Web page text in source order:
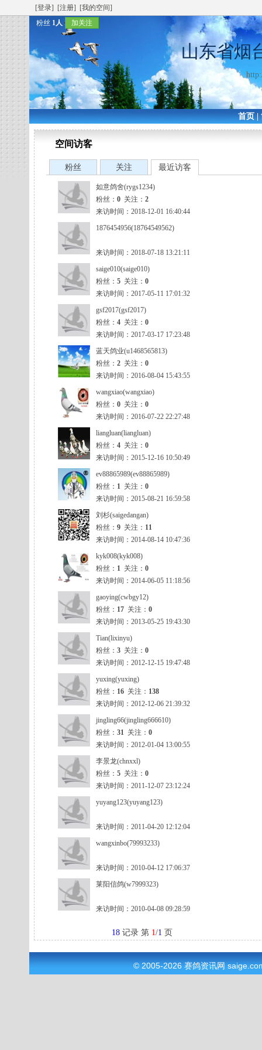
[登录] [注册]
[我的空间]
粉丝 1人 加关注
山东省烟
首页|
空间访客
粉丝 关注 最近访客
如意鸽舍(rygs1234)
粉丝： 0 关注： 2
来访时间：2018-12-01 16:40:44
1876454956(18764549562)
来访时间：2018-07-18 13:21:11
saige010(saige010)
粉丝： 5 关注： 0
来访时间：2017-05-11 17:01:32
gsf2017(gsf2017)
粉丝： 4 关注： 0
来访时间：2017-03-17 17:23:48
蓝天鸽业(u1468565813)
粉丝： 2 关注： 0
来访时间：2016-08-04 15:43:55
wangxiao(wangxiao)
粉丝： 0 关注： 0
来访时间：2016-07-22 22:27:48
liangluan(liangluan)
粉丝： 4 关注： 0
来访时间：2015-12-16 10:50:49
ev88865989(ev88865989)
粉丝： 1 关注： 0
来访时间：2015-08-21 16:59:58
刘杉(saigedangan)
粉丝： 9 关注： 11
来访时间：2014-08-14 10:47:36
kyk008(kyk008)
粉丝： 1 关注： 0
来访时间：2014-06-05 11:18:56
gaoying(cwbgy12)
粉丝： 17 关注： 0
来访时间：2013-05-25 19:43:30
Tian(lixinyu)
粉丝： 3 关注： 0
来访时间：2012-12-15 19:47:48
yuxing(yuxing)
粉丝： 16 关注： 138
来访时间：2012-12-06 21:39:32
jingling66(jingling666610)
粉丝： 31 关注： 0
来访时间：2012-01-04 13:00:55
李景龙(chnxxl)
粉丝： 5 关注： 0
来访时间：2011-12-07 23:12:24
yuyang123(yuyang123)
来访时间：2011-04-20 12:12:04
wangxinbo(79993233)
来访时间：2010-04-12 17:06:37
莱阳信鸽(w7999323)
来访时间：2010-04-08 09:28:59
18 记录 第 1/1 页
© 2005-2026 赛鸽资讯网